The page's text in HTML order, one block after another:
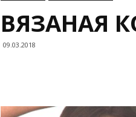
ВЯЗАНАЯ
09.03.2018